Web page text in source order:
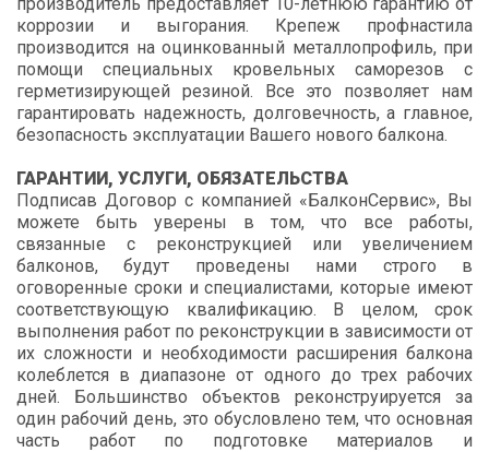
коррозии и выгорания. Крепеж профнастила
производится на оцинкованный металлопрофиль, при
помощи специальных кровельных саморезов с
герметизирующей резиной. Все это позволяет нам
гарантировать надежность, долговечность, а главное,
безопасность эксплуатации Вашего нового балкона.
ГАРАНТИИ, УСЛУГИ, ОБЯЗАТЕЛЬСТВА
Подписав Договор с компанией «БалконСервис», Вы
можете быть уверены в том, что все работы,
связанные с реконструкцией или увеличением
балконов, будут проведены нами строго в
оговоренные сроки и специалистами, которые имеют
соответствующую квалификацию. В целом, срок
выполнения работ по реконструкции в зависимости от
их сложности и необходимости расширения балкона
колеблется в диапазоне от одного до трех рабочих
дней. Большинство объектов реконструируется за
один рабочий день, это обусловлено тем, что основная
часть работ по подготовке материалов и